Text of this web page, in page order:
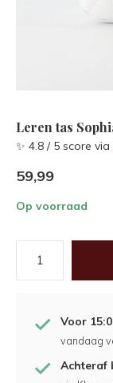
Leren tas
✨ 4.8 / 5 score via
59,99
Op voorraad
Voor
vandaag
Achteraf